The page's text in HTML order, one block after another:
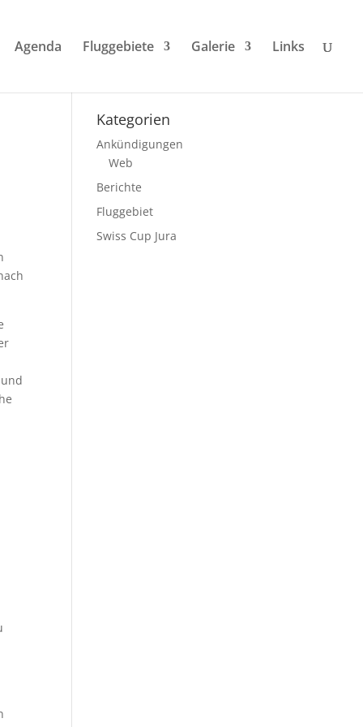
Agenda Fluggebiete Galerie Links
Kategorien
Ankündigungen
Web
Berichte
Fluggebiet
Swiss Cup Jura